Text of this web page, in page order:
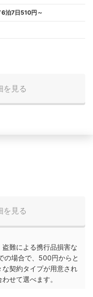
泊7日510円～
を見る
を見る
難による携行品損害な
の場合で、500円からと
契約タイプが用意され
せて選べます。